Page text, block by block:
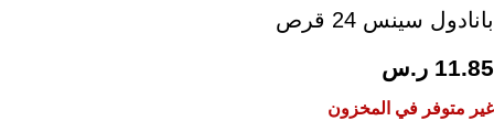
بانادول سينس 24 قرص
11.85 ر.س
غير متوفر في المخزون